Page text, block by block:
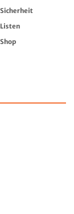
Sicherheit
Listen
Shop